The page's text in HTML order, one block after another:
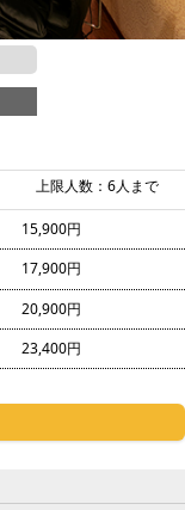
上限人数：6人まで
15,900円
17,900円
20,900円
23,400円